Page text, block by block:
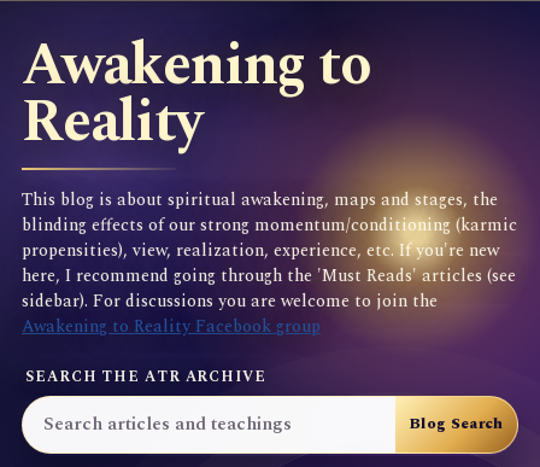
Awakening to
Reality
This blog is about spiritual awakening, maps and stages, the
blinding effects of our strong momentum/conditioning (karmic
propensities), view, realization, experience, etc. If you're new
here, I recommend going through the 'Must Reads' articles (see
sidebar). For discussions you are welcome to join the
Awakening to Reality Facebook group
SEARCH THE ATR ARCHIVE